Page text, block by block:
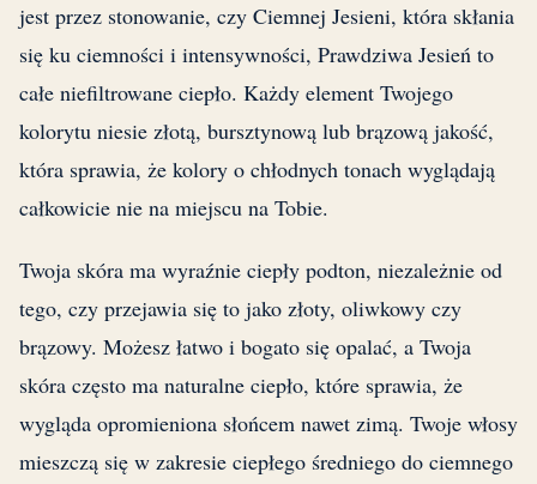
jest przez stonowanie, czy Ciemnej Jesieni, która skłania
się ku ciemności i intensywności, Prawdziwa Jesień to
całe niefiltrowane ciepło. Każdy element Twojego
kolorytu niesie złotą, bursztynową lub brązową jakość,
która sprawia, że kolory o chłodnych tonach wyglądają
całkowicie nie na miejscu na Tobie.
Twoja skóra ma wyraźnie ciepły podton, niezależnie od
tego, czy przejawia się to jako złoty, oliwkowy czy
brązowy. Możesz łatwo i bogato się opalać, a Twoja
skóra często ma naturalne ciepło, które sprawia, że
wygląda opromieniona słońcem nawet zimą. Twoje włosy
mieszczą się w zakresie ciepłego średniego do ciemnego